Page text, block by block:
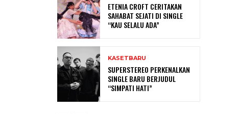
ETENIA CROFT CERITAKAN
SAHABAT SEJATI DI SINGLE
“KAU SELALU ADA”
KASETBARU
SUPERSTEREO PERKENALKAN
SINGLE BARU BERJUDUL
“SIMPATI HATI”